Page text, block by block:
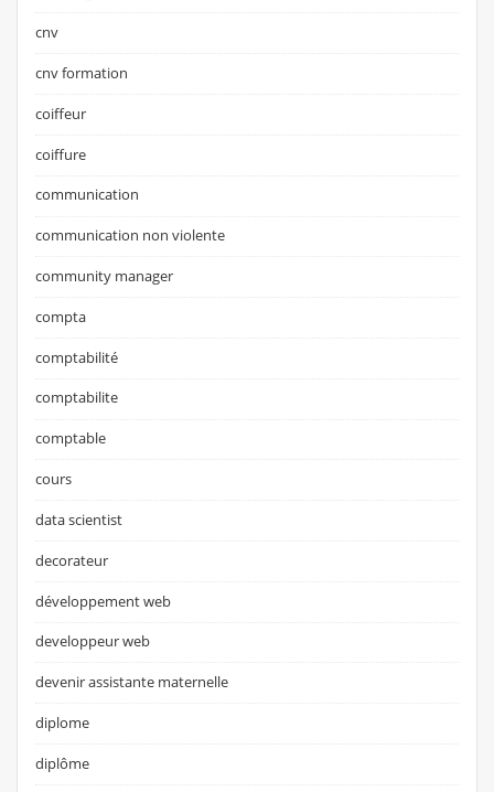
cnv
cnv formation
coiffeur
coiffure
communication
communication non violente
community manager
compta
comptabilité
comptabilite
comptable
cours
data scientist
decorateur
développement web
developpeur web
devenir assistante maternelle
diplome
diplôme